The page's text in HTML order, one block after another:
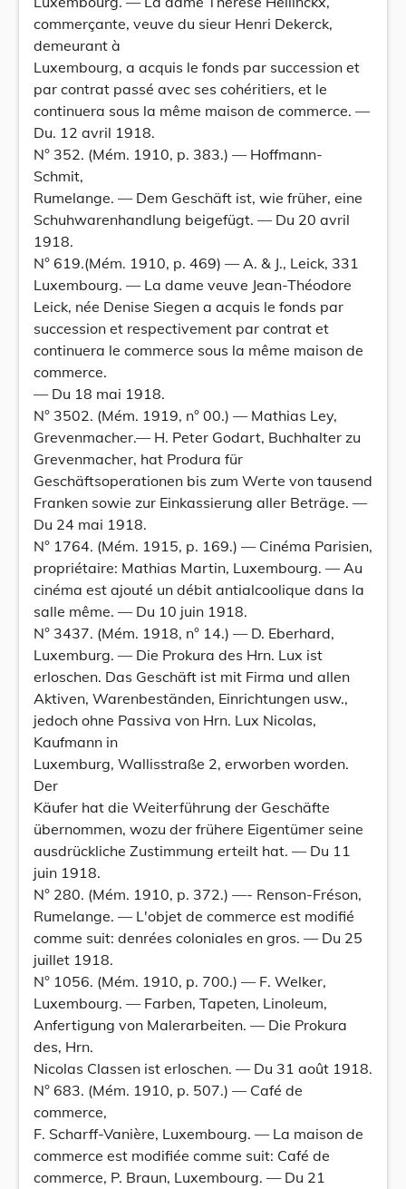
commerçante, veuve du sieur Henri Dekerck,
demeurant à
Luxembourg, a acquis le fonds par succession et
par contrat passé avec ses cohéritiers, et le
continuera sous la même maison de commerce. —
Du. 12 avril 1918.
N° 352. (Mém. 1910, p. 383.) — Hoffmann-
Schmit,
Rumelange. — Dem Geschäft ist, wie früher, eine
Schuhwarenhandlung beigefügt. — Du 20 avril
1918.
N° 619.(Mém. 1910, p. 469) — A. & J., Leick, 331
Luxembourg. — La dame veuve Jean-Théodore
Leick, née Denise Siegen a acquis le fonds par
succession et respectivement par contrat et
continuera le commerce sous la même maison de
commerce.
— Du 18 mai 1918.
N° 3502. (Mém. 1919, n° 00.) — Mathias Ley,
Grevenmacher.— H. Peter Godart, Buchhalter zu
Grevenmacher, hat Produra für
Geschäftsoperationen bis zum Werte von tausend
Franken sowie zur Einkassierung aller Beträge. —
Du 24 mai 1918.
N° 1764. (Mém. 1915, p. 169.) — Cinéma Parisien,
propriétaire: Mathias Martin, Luxembourg. — Au
cinéma est ajouté un débit antialcoolique dans la
salle même. — Du 10 juin 1918.
N° 3437. (Mém. 1918, n° 14.) — D. Eberhard,
Luxemburg. — Die Prokura des Hrn. Lux ist
erloschen. Das Geschäft ist mit Firma und allen
Aktiven, Warenbeständen, Einrichtungen usw.,
jedoch ohne Passiva von Hrn. Lux Nicolas,
Kaufmann in
Luxemburg, Wallisstraße 2, erworben worden.
Der
Käufer hat die Weiterführung der Geschäfte
übernommen, wozu der frühere Eigentümer seine
ausdrückliche Zustimmung erteilt hat. — Du 11
juin 1918.
N° 280. (Mém. 1910, p. 372.) —- Renson-Fréson,
Rumelange. — L'objet de commerce est modifié
comme suit: denrées coloniales en gros. — Du 25
juillet 1918.
N° 1056. (Mém. 1910, p. 700.) — F. Welker,
Luxembourg. — Farben, Tapeten, Linoleum,
Anfertigung von Malerarbeiten. — Die Prokura
des, Hrn.
Nicolas Classen ist erloschen. — Du 31 août 1918.
N° 683. (Mém. 1910, p. 507.) — Café de
commerce,
F. Scharff-Vanière, Luxembourg. — La maison de
commerce est modifiée comme suit: Café de
commerce, P. Braun, Luxembourg. — Du 21